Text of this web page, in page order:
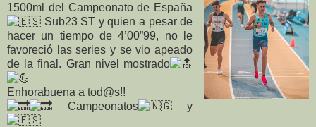
1500ml del Campeonato de España
Sub23 ST y quien a pesar de
hacer un tiempo de 4’00”99, no le
favoreció las series y se vio apeado
de la final. Gran nivel mostrado
Enhorabuena a tod@s!!
Campeonatos
y